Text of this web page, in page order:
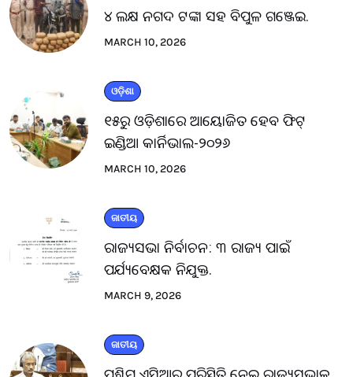
୪ ଲକ୍ଷ ନଗଦ ଟଙ୍କା ସହ ବିପୁଳ ଗଞ୍ଜେଇ.
MARCH 10, 2026
ଓଡ଼ିଶା
୧୫ରୁ ଓଡ଼ିଶାରେ ଆୟୋଜିତ ହେବ ଫିଟ୍
ଇଣ୍ଡିଆ କାର୍ନିଭାଲ-୨୦୨୬
MARCH 10, 2026
ଜାତୀୟ
ରାଜ୍ୟସଭା ନିର୍ବାଚନ: ୩ ରାଜ୍ୟ ପାଇଁ
ପର୍ଯ୍ୟବେକ୍ଷକ ନିଯୁକ୍ତ.
MARCH 9, 2026
ଜାତୀୟ